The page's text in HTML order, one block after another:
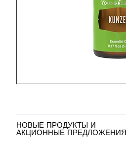
НОВЫЕ ПРОДУКТЫ И
АКЦИОННЫЕ ПРЕДЛОЖЕНИЯ